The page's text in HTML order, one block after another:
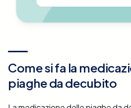
Come si fa la
piaghe da decubito